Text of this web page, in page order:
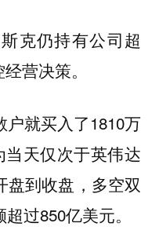
克仍持有公司超
营决策。
户就买入了1810万
天仅次于英伟达
盘到收盘，多空双
过850亿美元。